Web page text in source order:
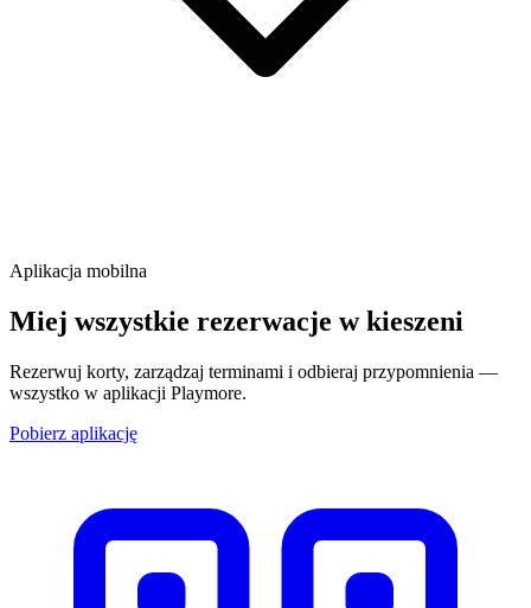
Aplikacja mobilna
Miej wszystkie rezerwacje w kieszeni
Rezerwuj korty, zarządzaj terminami i odbieraj przypomnienia —
wszystko w aplikacji Playmore.
Pobierz aplikację